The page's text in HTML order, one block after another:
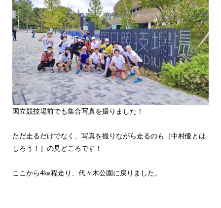
国立競技場前でも集合写真を撮りました！
ただ走るだけでなく、写真を撮りながら走るのも［中村優とは
しろう！］の見どころです！
ここから4㎞程走り、代々木公園に戻りました。